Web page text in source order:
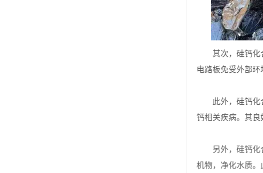
其次，硅钙化合
电路板免受外部
此外，硅钙化合
钙相关疾病。其良
另外，硅钙化合
机物，净化水质。